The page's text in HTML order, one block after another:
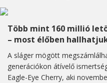
Több mint 160 millió
– most élőben
A sláger mögött
generációkon átívelő
Eagle-Eye Cherry, aki